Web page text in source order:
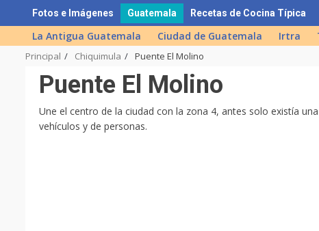
to
content
Fotos e Imágenes Guatemala Recetas de Cocina Típica
La Antigua Guatemala Ciudad de Guatemala Irtra
Principal Chiquimula Puente El Molino
Puente El Molino
Une el centro de la ciudad con la zona 4, antes solo existía
vehículos y de personas.